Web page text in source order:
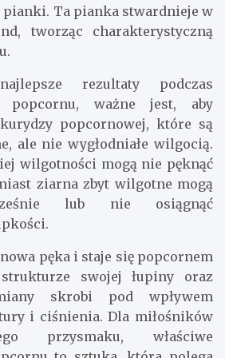
Ta pianka stwardnieje w
tworząc charakterystyczną
rezultaty podczas
popcornu, ważne jest, aby
popcornowej, które są
ale nie wygłodniałe wilgocią.
wilgotności mogą nie pęknąć
ziarna zbyt wilgotne mogą
lub nie osiągnąć
pęka i staje się popcornem
swojej łupiny oraz
skrobi pod wpływem
i ciśnienia. Dla miłośników
przysmaku, właściwe